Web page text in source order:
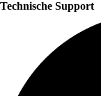
Technische Support